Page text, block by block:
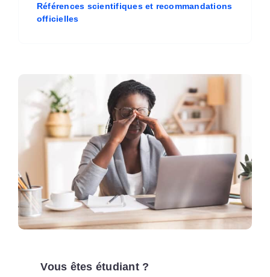
Références scientifiques et recommandations
officielles
Vous êtes étudiant ?